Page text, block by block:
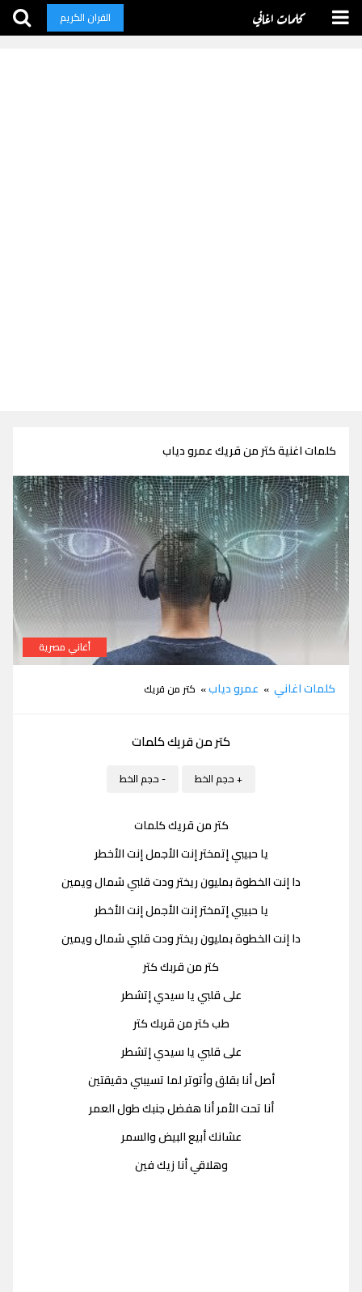
كلمات اغاني القران الكريم
كلمات اغنية كتر من قريك عمرو دياب
أغاني مصرية
كلمات اغاني » عمرو دياب» كتر من قريك
كتر من قريك كلمات
+ حجم الخط - حجم الخط
كتر من قريك كلمات
يا حبيبي إتمختر إنت الأجمل إنت الأخطر
دا إنت الخطوة بمليون ريختر ودت قلبي شمال ويمين
يا حبيبي إتمختر إنت الأجمل إنت الأخطر
دا إنت الخطوة بمليون ريختر ودت قلبي شمال ويمين
كتر من قربك كتر
على قلبي يا سيدي إتشطر
طب كتر من قربك كتر
على قلبي يا سيدي إتشطر
أصل أنا بقلق وأتوتر لما تسيبني دقيقتين
أنا تحت الأمر أنا هفضل جنبك طول العمر
عشانك أبيع البيض والسمر
وهلاقي أنا زيك فين